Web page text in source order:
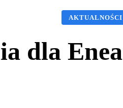
AKTUALNOŚCI
dla